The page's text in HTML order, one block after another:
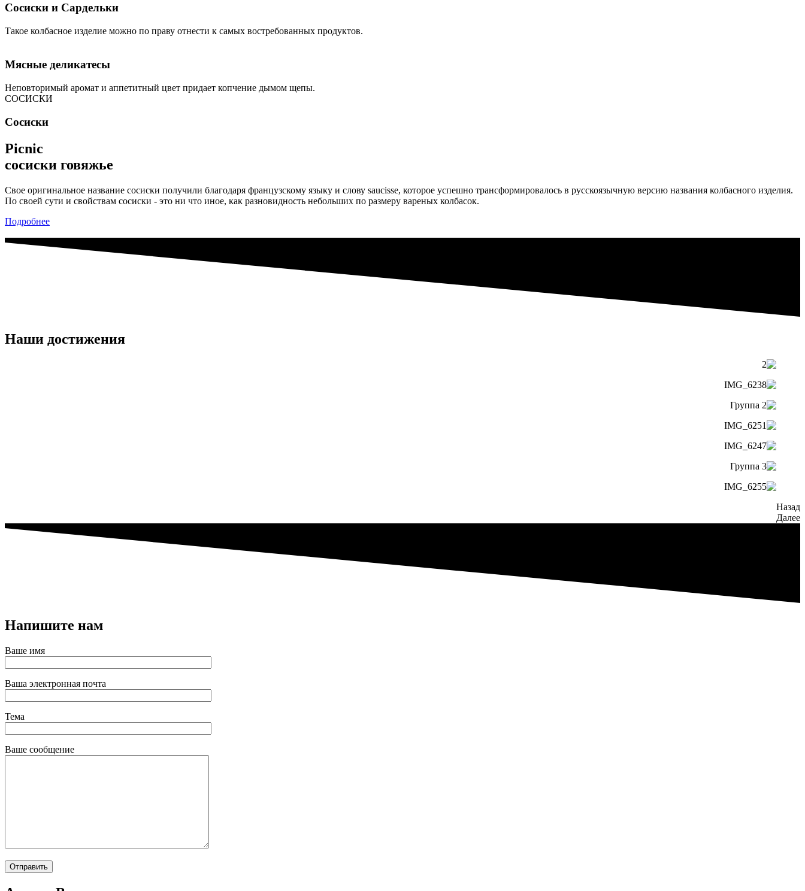
Сосиски и Сардельки
Такое колбасное изделие можно по праву отнести к самых востребованных продуктов.
Мясные деликатесы
Неповторимый аромат и аппетитный цвет придает копчение дымом щепы.
СОСИСКИ
Сосиски
Picnic
сосиски говяжье
Свое оригинальное название сосиски получили благодаря французскому языку и слову saucisse, которое успешно трансформировалось в русскоязычную версию названия колбасного изделия.
По своей сути и свойствам сосиски - это ни что иное, как разновидность небольших по размеру вареных колбасок.
Подробнее
Наши достижения
Назад
Далее
Напишите нам
Ваше имя
Ваша электронная почта
Тема
Ваше сообщение